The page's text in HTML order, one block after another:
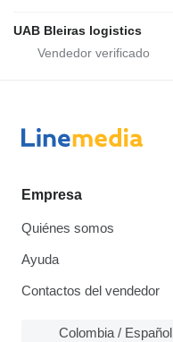
UAB Bleiras logistics
Empresa
Quiénes somos
Ayuda
Contactos del vendedor
Colombia / Español